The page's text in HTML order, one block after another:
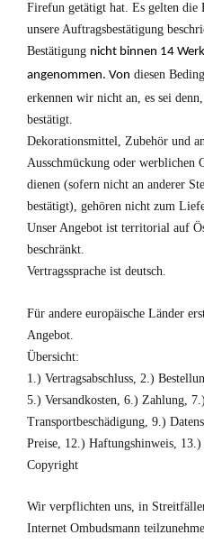
Firefun getätigt hat. Es gelten die
unsere Auftragsbestätigung
Bestätigung nicht binnen 14
angenommen. Von diesen
erkennen wir nicht an, es sei
bestätigt.
Dekorationsmittel, Zubehör und
Ausschmückung oder werblichen
dienen (sofern nicht an anderer
bestätigt), gehören nicht zum
Unser Angebot ist territorial auf
beschränkt.
Vertragssprache ist deutsch.
Für andere europäische Länder
Angebot.
Übersicht:
1.) Vertragsabschluss, 2.)
5.) Versandkosten, 6.) Zahlung,
Transportbeschädigung, 9.)
Preise, 12.) Haftungshinweis,
Copyright
Wir verpflichten uns, in
Internet Ombudsmann